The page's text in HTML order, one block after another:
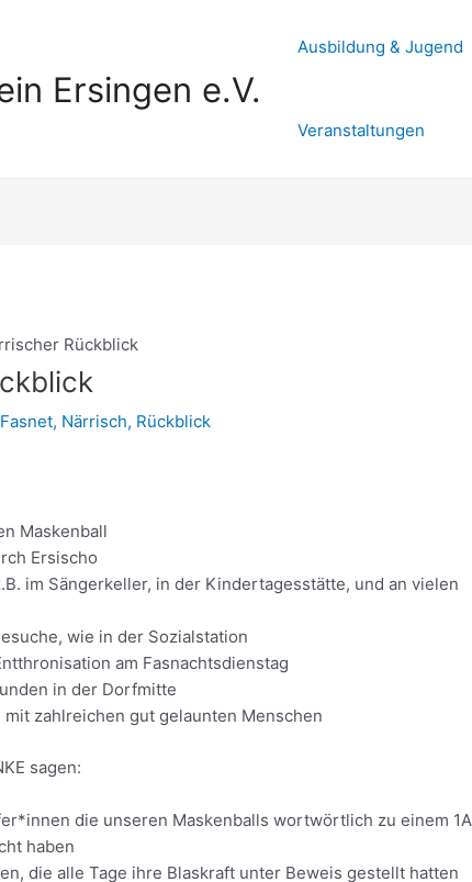
Ersingen e.V.
Ausbildung & Jugend
Veranstaltungen
Rückblick
Fasnet, Närrisch, Rückblick
Maskenball
Ersischo
im Sängerkeller, in der Kindertagesstätte, und an vielen
wie in der Sozialstation
am Fasnachtsdienstag
in der Dorfmitte
zahlreichen gut gelaunten Menschen
sagen:
die unseren Maskenballs wortwörtlich zu einem
haben
die alle Tage ihre Blaskraft unter Beweis gestellt hatten